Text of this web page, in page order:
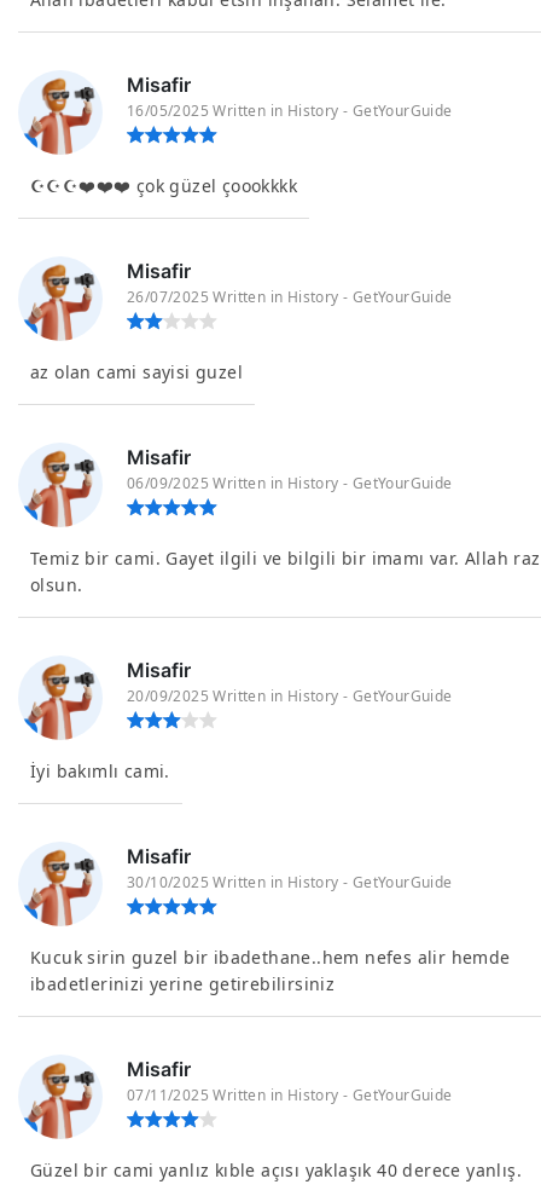
Misafir
16/05/2025 Written in History - GetYourGuide
☪️☪️☪️❤️❤️❤️ çok güzel çoookkkk
Misafir
26/07/2025 Written in History - GetYourGuide
az olan cami sayisi guzel
Misafir
06/09/2025 Written in History - GetYourGuide
Temiz bir cami. Gayet ilgili ve bilgili bir imamı var. Allah
olsun.
Misafir
20/09/2025 Written in History - GetYourGuide
İyi bakımlı cami.
Misafir
30/10/2025 Written in History - GetYourGuide
Kucuk sirin guzel bir ibadethane..hem nefes alir hemde
ibadetlerinizi yerine getirebilirsiniz
Misafir
07/11/2025 Written in History - GetYourGuide
Güzel bir cami yanlız kıble açısı yaklaşık 40 derece yanlış.